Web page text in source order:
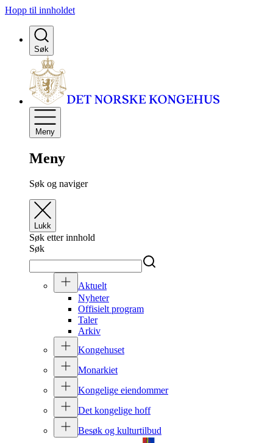
Hopp til innholdet
Søk
Meny
Meny
Søk og naviger
Lukk
Søk etter innhold
Søk
Aktuelt
Nyheter
Offisielt program
Taler
Arkiv
Kongehuset
Monarkiet
Kongelige eiendommer
Det kongelige hoff
Besøk og kulturtilbud